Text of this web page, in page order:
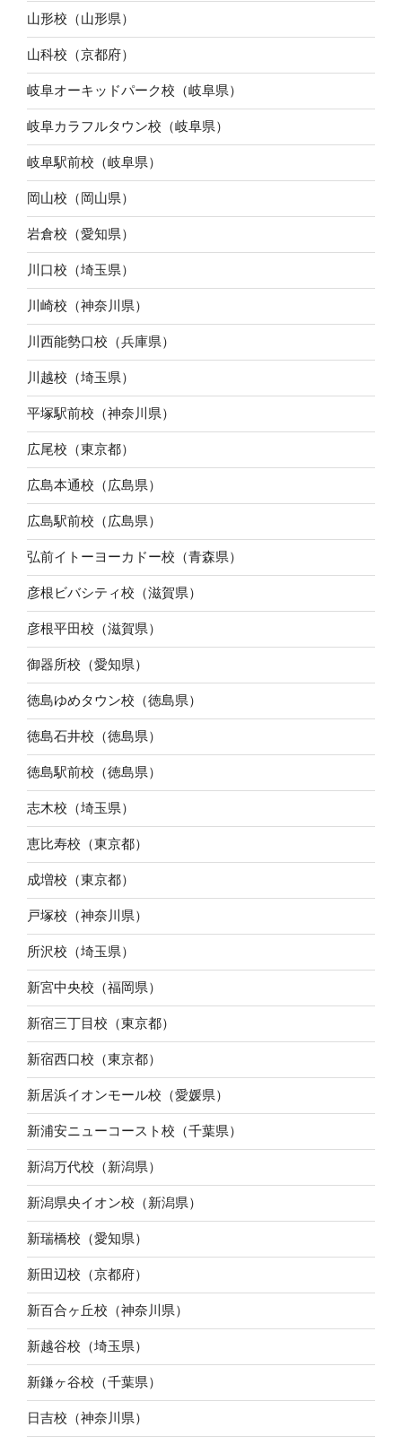
山形校（山形県）
山科校（京都府）
岐阜オーキッドパーク校（岐阜県）
岐阜カラフルタウン校（岐阜県）
岐阜駅前校（岐阜県）
岡山校（岡山県）
岩倉校（愛知県）
川口校（埼玉県）
川崎校（神奈川県）
川西能勢口校（兵庫県）
川越校（埼玉県）
平塚駅前校（神奈川県）
広尾校（東京都）
広島本通校（広島県）
広島駅前校（広島県）
弘前イトーヨーカドー校（青森県）
彦根ビバシティ校（滋賀県）
彦根平田校（滋賀県）
御器所校（愛知県）
徳島ゆめタウン校（徳島県）
徳島石井校（徳島県）
徳島駅前校（徳島県）
志木校（埼玉県）
恵比寿校（東京都）
成増校（東京都）
戸塚校（神奈川県）
所沢校（埼玉県）
新宮中央校（福岡県）
新宿三丁目校（東京都）
新宿西口校（東京都）
新居浜イオンモール校（愛媛県）
新浦安ニューコースト校（千葉県）
新潟万代校（新潟県）
新潟県央イオン校（新潟県）
新瑞橋校（愛知県）
新田辺校（京都府）
新百合ヶ丘校（神奈川県）
新越谷校（埼玉県）
新鎌ヶ谷校（千葉県）
日吉校（神奈川県）